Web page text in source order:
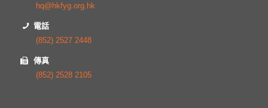
hq@hkfyg.org.hk
電話
(852) 2527 2448
傳真
(852) 2528 2105